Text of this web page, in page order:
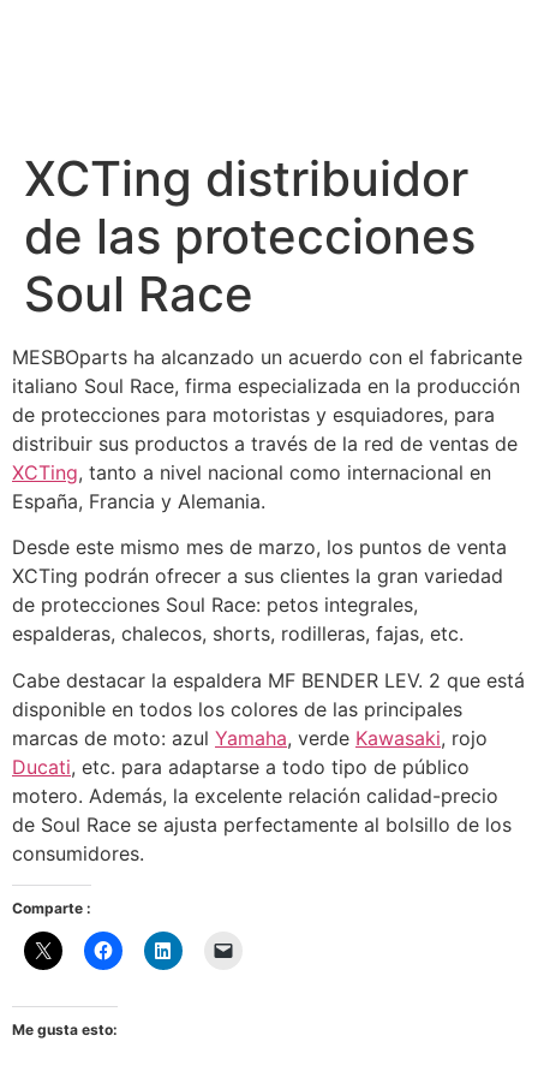
XCTing distribuidor
de las protecciones
Soul Race
MESBOparts ha alcanzado un acuerdo con el fabricante
italiano Soul Race, firma especializada en la producción
de protecciones para motoristas y esquiadores, para
distribuir sus productos a través de la red de ventas de
XCTing, tanto a nivel nacional como internacional en
España, Francia y Alemania.
Desde este mismo mes de marzo, los puntos de venta
XCTing podrán ofrecer a sus clientes la gran variedad
de protecciones Soul Race: petos integrales,
espalderas, chalecos, shorts, rodilleras, fajas, etc.
Cabe destacar la espaldera MF BENDER LEV. 2 que está
disponible en todos los colores de las principales
marcas de moto: azul Yamaha, verde Kawasaki, rojo
Ducati, etc. para adaptarse a todo tipo de público
motero. Además, la excelente relación calidad-precio
de Soul Race se ajusta perfectamente al bolsillo de los
consumidores.
Comparte :
Me gusta esto: